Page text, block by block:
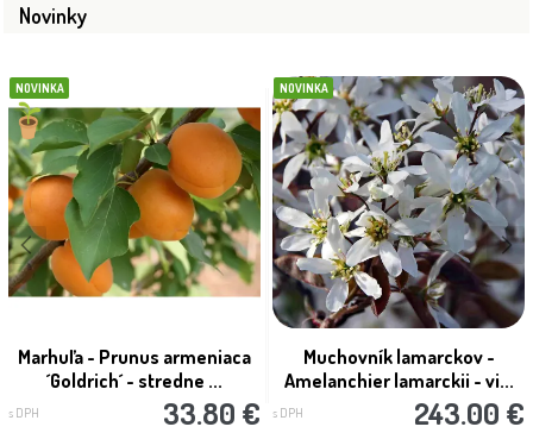
Novinky
NOVINKA
Marhuľa - Prunus armeniaca
´Goldrich´ - stredne ...
s DPH 33.80 €
NOVINKA
Muchovník lamarckov -
Amelanchier lamarckii - vi...
s DPH 243.00 €